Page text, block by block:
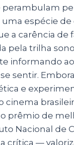
perambulam
espécie de
a carência de
pela trilha
informando
sentir.
e
cinema
prêmio de
Nacional de
crítica —